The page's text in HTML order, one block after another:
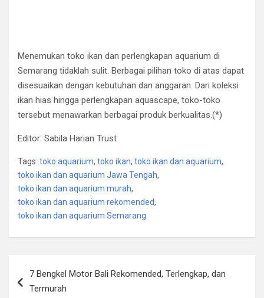
Menemukan toko ikan dan perlengkapan aquarium di
Semarang tidaklah sulit. Berbagai pilihan toko di atas dapat
disesuaikan dengan kebutuhan dan anggaran. Dari koleksi
ikan hias hingga perlengkapan aquascape, toko-toko
tersebut menawarkan berbagai produk berkualitas.(*)
Editor: Sabila Harian Trust
Tags: toko aquarium, toko ikan, toko ikan dan aquarium,
toko ikan dan aquarium Jawa Tengah,
toko ikan dan aquarium murah,
toko ikan dan aquarium rekomended,
toko ikan dan aquarium Semarang
navigation
7 Bengkel Motor Bali Rekomended, Terlengkap, dan
Termurah